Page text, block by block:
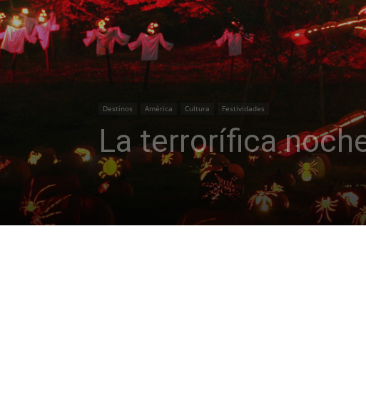
Destinos América Cultura Festividades
La terrorífica